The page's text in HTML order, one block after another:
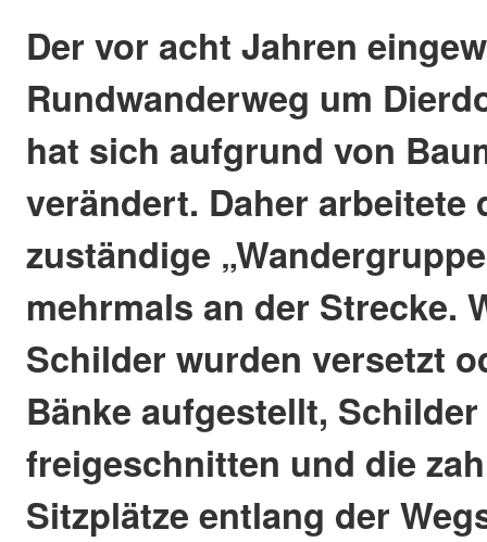
Der vor acht Jahren
Rundwanderweg um
hat sich aufgrund von
verändert. Daher arbeitete
zuständige
mehrmals an der Strecke.
Schilder wurden versetzt
Bänke aufgestellt,
freigeschnitten und die
Sitzplätze entlang der